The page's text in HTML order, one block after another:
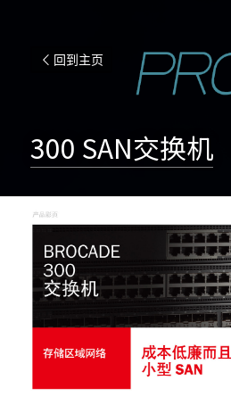
回到主页
300 SAN交换机